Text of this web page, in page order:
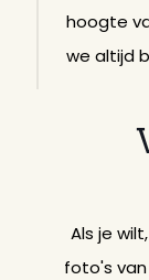
hoogte
we altijd
Als je
foto's